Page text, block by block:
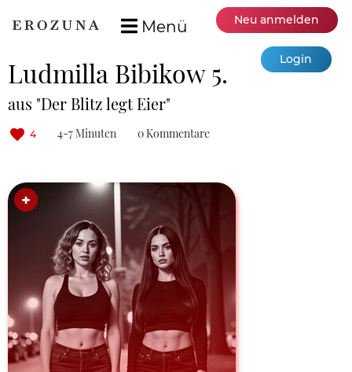
Menü Neu anmelden
Login
Ludmilla Bibikow 5.
aus "Der Blitz legt Eier"
4 4-7 Minuten 0 Kommentare